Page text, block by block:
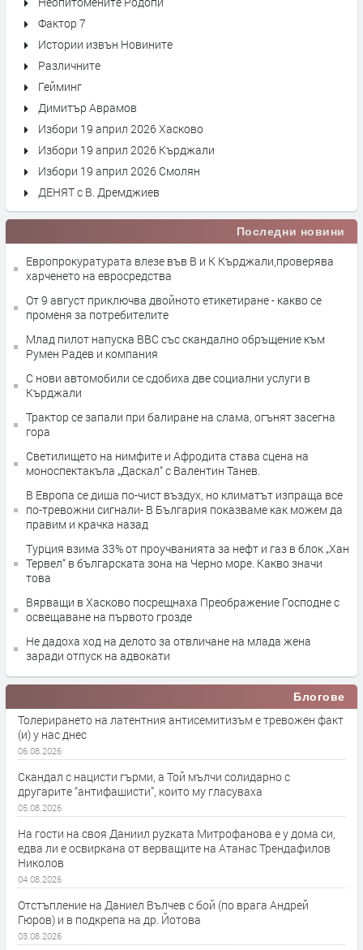
Фактор 7
Истории извън Новините
Различните
Гейминг
Димитър Аврамов
Избори 19 април 2026 Хасково
Избори 19 април 2026 Кърджали
Избори 19 април 2026 Смолян
ДЕНЯТ с В. Дремджиев
Последни новини
Европрокуратурата влезе във В и К Кърджали,проверява
харченето на евросредства
От 9 август приключва двойното етикетиране - какво се
променя за потребителите
Млад пилот напуска ВВС със скандално обръщение към
Румен Радев и компания
С нови автомобили се сдобиха две социални услуги в
Кърджали
Трактор се запали при балиране на слама, огънят засегна
гора
Светилището на нимфите и Афродита става сцена на
моноспектакъла „Даскал“ с Валентин Танев.
В Европа се диша по-чист въздух, но климатът изпраща все
по-тревожни сигнали- В България показваме как можем да
правим и крачка назад
Турция взима 33% от проучванията за нефт и газ в блок „Хан
Тервел“ в българската зона на Черно море. Какво значи
това
Вярващи в Хасково посрещнаха Преображение Господне с
освещаване на първото грозде
Не дадоха ход на делото за отвличане на млада жена
заради отпуск на адвокати
Блогове
Толерирането на латентния антисемитизъм е тревожен факт
(и) у нас днес
06.08.2026
Скандал с нацисти гърми, а Той мълчи солидарно с
другарите “антифашисти”, които му гласуваха
05.08.2026
На гости на своя Даниил руzката Митрофанова е у дома си,
едва ли е освиркана от верващите на Атанас Трендафилов
Николов
04.08.2026
Отстъпление на Даниел Вълчев с бой (по врага Андрей
Гюров) и в подкрепа на др. Йотова
03.08.2026